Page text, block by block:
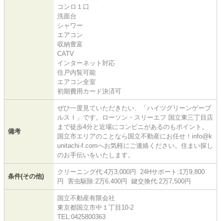
コンロ１口
洗面台
シャワー
エアコン
収納豊富
CATV
インターネット対応
住戸内覧可能
エアコン全室
初期費用カード決済可
備考
ぜひ一度見ていただきたい、「ハイツグリーンゲーブ
ルスⅠ」です。ローソン・スリーエフ 国立東三丁目店
まで徒歩4分と近場にコンビニがあるのもポイント。
国立市エリアのことなら国立不動産にお任せ！info@k
unitachi-f.comへお気軽にご連絡ください。住まい探し
のお手伝いをいたします。
条件(その他)
クリーニング代:4万3,000円 24Hサポート:1万9,800
円 害虫駆除:2万6,400円 鍵交換代:2万7,500円
国立不動産有限会社
東京都国立市中１丁目10-2
TEL:0425800363